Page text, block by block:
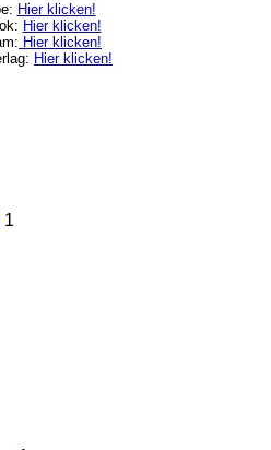
Hier klicken!
Hier klicken!
Hier klicken!
Hier klicken!
1